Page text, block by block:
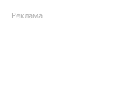
Реклама